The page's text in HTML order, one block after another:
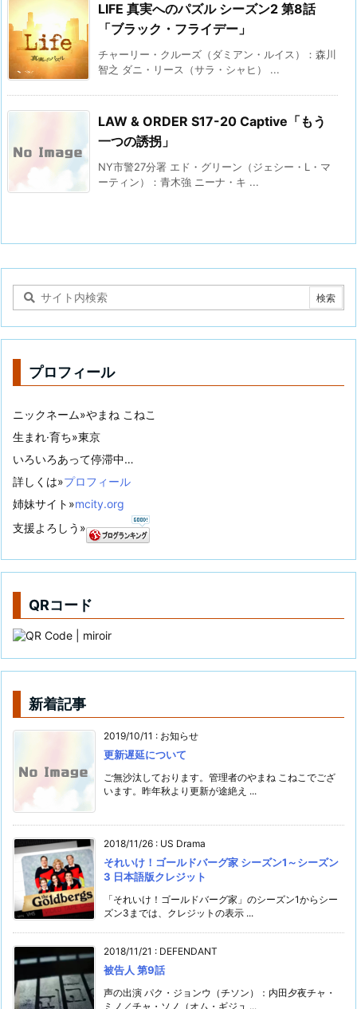
LIFE 真実へのパズル シーズン2 第8話
「ブラック・フライデー」
チャーリー・クルーズ（ダミアン・ルイス）：森川
智之 ダニ・リース（サラ・シャヒ） ...
LAW & ORDER S17-20 Captive「もう
一つの誘拐」
NY市警27分署 エド・グリーン（ジェシー・L・マ
ーティン）：青木強 ニーナ・キ ...
プロフィール
ニックネーム»やまね こねこ
生まれ·育ち»東京
いろいろあって停滞中…
詳しくは»プロフィール
姉妹サイト»mcity.org
支援よろしう»
QRコード
新着記事
2019/10/11 : お知らせ
更新遅延について
ご無沙汰しております。管理者のやまね こねこでござ
います。昨年秋より更新が途絶え ...
2018/11/26 : US Drama
それいけ！ゴールドバーグ家 シーズン1～シーズン
3 日本語版クレジット
「それいけ！ゴールドバーグ家」のシーズン1からシー
ズン3までは、クレジットの表示 ...
2018/11/21 : DEFENDANT
被告人 第9話
声の出演 パク・ジョンウ（チソン）：内田夕夜チャ・
ミノ／チャ・ソノ（オム・ギジュ ...